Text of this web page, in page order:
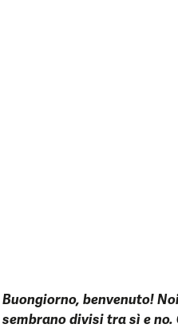
Buongiorno, benvenuto!
sembrano divisi tra sì e